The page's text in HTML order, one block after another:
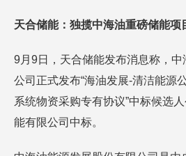
天合储能：独揽中海油重磅储能项
9月9日，天合储能发布消息称，
公司正式发布“海油发展-清洁能源
系统物资采购专有协议”中标候选
能有限公司中标。